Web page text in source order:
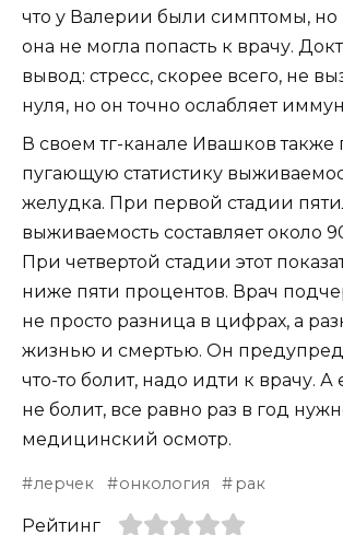
что у Валерии были симптомы,
она не могла попасть к врачу.
вывод: стресс, скорее всего, не
нуля, но он точно ослабляет
В своем тг-канале Ивашков также
пугающую статистику
желудка. При первой стадии
выживаемость составляет около
При четвертой стадии этот
ниже пяти процентов. Врач
не просто разница в цифрах, а
жизнью и смертью. Он
что-то болит, надо идти к врачу. А
не болит, все равно раз в год
медицинский осмотр.
лерчек онкология рак
Рейтинг